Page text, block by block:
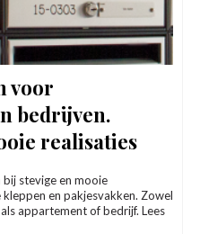
voor
bedrijven.
realisaties
stevige en mooie
en pakjesvakken. Zowel
appartement of bedrijf. Lees